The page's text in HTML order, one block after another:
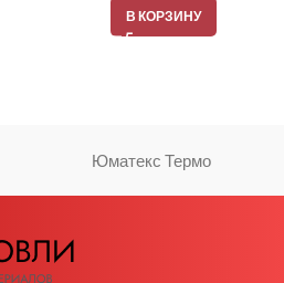
В КОРЗИНУ
Юматекс Термо